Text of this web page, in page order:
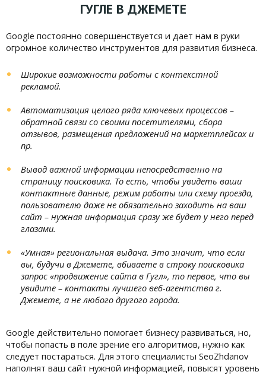
ГУГЛЕ В ДЖЕМЕТЕ
Google постоянно совершенствуется и дает нам в руки
огромное количество инструментов для развития бизнеса.
Широкие возможности работы с контекстной
рекламой.
Автоматизация целого ряда ключевых процессов –
обратной связи со своими посетителями, сбора
отзывов, размещения предложений на маркетплейсах и
пр.
Вывод важной информации непосредственно на
страницу поисковика. То есть, чтобы увидеть ваши
контактные данные, режим работы или схему проезда,
пользователю даже не обязательно заходить на ваш
сайт – нужная информация сразу же будет у него перед
глазами.
«Умная» региональная выдача. Это значит, что если
вы, будучи в Джемете, вбиваете в строку поисковика
запрос «продвижение сайта в Гугл», то первое, что вы
увидите – контакты лучшего веб-агентства г.
Джемете, а не любого другого города.
Google действительно помогает бизнесу развиваться, но,
чтобы попасть в поле зрение его алгоритмов, нужно как
следует постараться. Для этого специалисты SeoZhdanov
наполнят ваш сайт нужной информацией, повысят уровень